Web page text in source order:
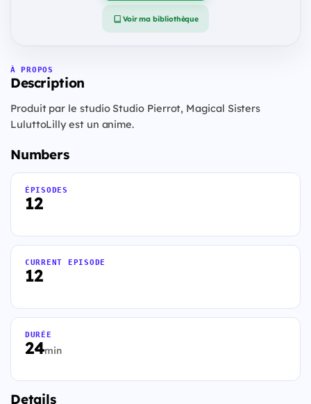
Voir ma bibliothèque
À PROPOS
Description
Produit par le studio Studio Pierrot, Magical Sisters
LuluttoLilly est un anime.
Numbers
12
ÉPISODES
12
CURRENT EPISODE
24min
DURÉE
Details